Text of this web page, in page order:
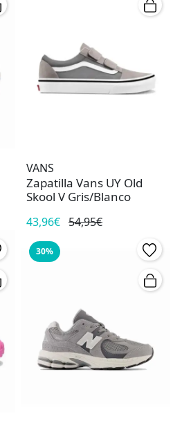
VANS
Zapatilla Vans UY Old
Skool V Gris/Blanco
43,96€ 54,95€
30%